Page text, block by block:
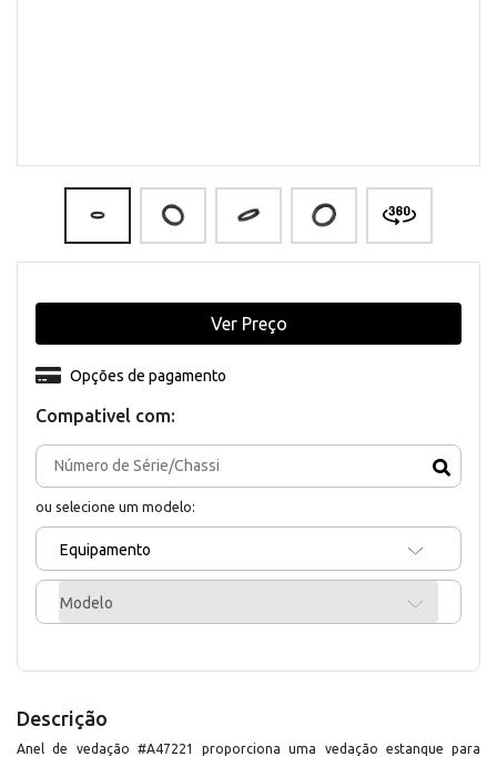
Compativel com:
ou selecione um modelo:
Equipamento
Modelo
Opções de pagamento
Ver Preço
Descrição
Anel de vedação #A47221 proporciona uma vedação estanque para